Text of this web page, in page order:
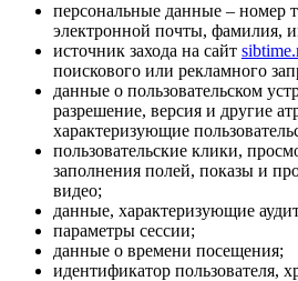
персональные данные – номер
электронной почты, фамилия,
источник захода на сайт
поискового или рекламного
данные о пользовательском
разрешение, версия и другие
характеризующие
пользовательские клики,
заполнения полей, показы и
видео;
данные, характеризующие
параметры сессии;
данные о времени посещения;
идентификатор пользователя,